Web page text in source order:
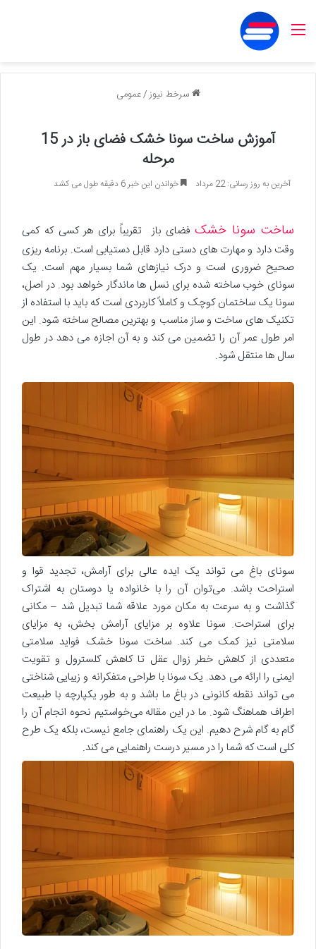
منو
سرخط نیوز/عمومی
آموزش ساخت سونا خشک فضای باز در 15
مرحله
آخرین به روز رسانی: 22 مرداد خواندن این خبر 6 دقیقه طول می کشد
ساخت سونا خشکفضای باز تقریباً برای هر کسی که کمی
وقت دارد و مهارت های دستی دارد قابل دستیابی است. برنامه ریزی
صحیح ضروری است و درک نیازهای شما بسیار مهم است. یک
سونای خوب ساخته شده برای نسل ها ماندگار خواهد بود. در اصل،
سونا یک ساختمان کوچک و کاملاً کاربردی است که باید با استفاده از
تکنیک های ساخت و ساز مناسب و بهترین مصالح ساخته شود. این
امر طول عمر آن را تضمین می کند و به آن اجازه می دهد در طول
سال ها منتقل شود.
سونای باغ می تواند یک ایده عالی برای آرامش، تجدید قوا و
استراحت باشد. می‌توان آن را با خانواده یا دوستان به اشتراک
گذاشت و به سرعت به مکان مورد علاقه شما تبدیل شد – مکانی
برای استراحت. سونا علاوه بر مزایای آرامش بخش، به مزایای
سلامتی نیز کمک می کند. ساخت سونا خشک فواید سلامتی
متعددی از کاهش خطر زوال عقل تا کاهش کلسترول و تقویت
ایمنی را ارائه می دهد. یک سونا با طراحی متفکرانه و زیبایی شناختی
می تواند نقطه کانونی در باغ ما باشد و به طور یکپارچه با طبیعت
اطراف هماهنگ شود. ما در این مقاله می‌خواستیم نحوه انجام آن را
گام به گام شرح دهیم. این یک راهنمای جامع نیست، بلکه یک طرح
کلی است که شما را در مسیر درست راهنمایی می کند.